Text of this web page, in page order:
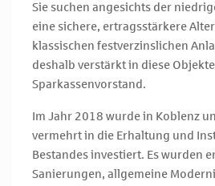
Sie suchen angesichts der
eine sichere, ertragsstärkere
klassischen festverzinslichen
deshalb verstärkt in diese
Sparkassenvorstand.
Im Jahr 2018 wurde in Koblenz
vermehrt in die Erhaltung und
Bestandes investiert. Es wurden
Sanierungen, allgemeine